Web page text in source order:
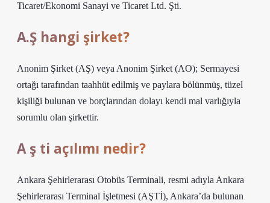
Ticaret/Ekonomi Sanayi ve Ticaret Ltd. Şti.
A.Ş hangi şirket?
Anonim Şirket (AŞ) veya Anonim Şirket (AO); Sermayesi
ortağı tarafından taahhüt edilmiş ve paylara bölünmüş, tüzel
kişiliği bulunan ve borçlarından dolayı kendi mal varlığıyla
sorumlu olan şirkettir.
A ş ti açılımı nedir?
Ankara Şehirlerarası Otobüs Terminali, resmi adıyla Ankara
Şehirlerarası Terminal İşletmesi (AŞTİ), Ankara’da bulunan